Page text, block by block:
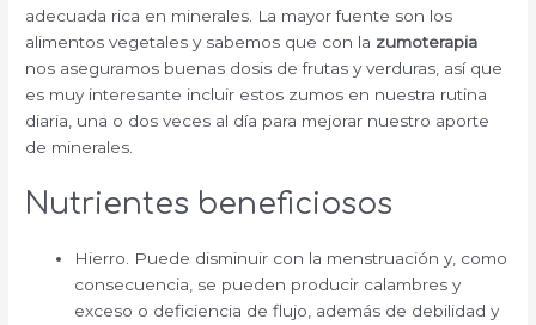
adecuada rica en minerales. La mayor fuente son los
alimentos vegetales y sabemos que con la zumoterapia
nos aseguramos buenas dosis de frutas y verduras, así que
es muy interesante incluir estos zumos en nuestra rutina
diaria, una o dos veces al día para mejorar nuestro aporte
de minerales.
Nutrientes beneficiosos
Hierro. Puede disminuir con la menstruación y, como
consecuencia, se pueden producir calambres y
exceso o deficiencia de flujo, además de debilidad y